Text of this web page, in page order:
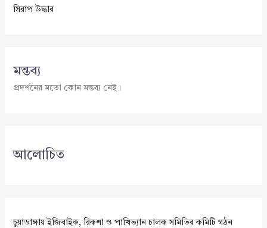
সিরাপ উদ্ধার
মন্তব্য
প্রদর্শনের মতো কোন মন্তব্য নেই।
আলোচিত
চুয়াডাঙ্গায় ইজিবাইক, রিকশা ও পাখিভ্যান চালক সমিতির কমিটি গঠন